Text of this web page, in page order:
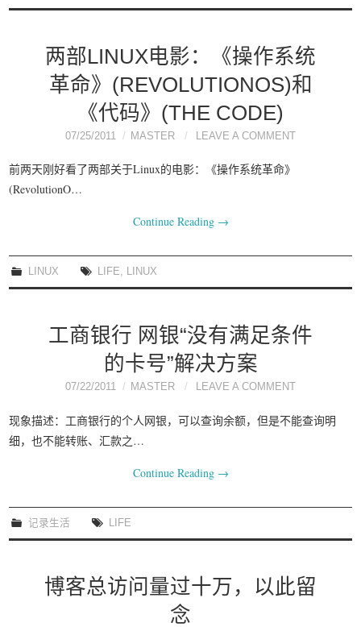
两部LINUX电影：《操作系统
革命》(REVOLUTIONOS)和
《代码》(THE CODE)
07/25/2011 MASTER LEAVE A COMMENT
前两天刚好看了两部关于Linux的电影：《操作系统革命》
(RevolutionO…
Continue Reading →
LINUX LIFE, LINUX
工商银行 网银“没有满足条件
的卡号”解决方案
07/22/2011 MASTER LEAVE A COMMENT
现象描述：工商银行的个人网银，可以查询余额，但是不能查询明
细，也不能转账、汇款之…
Continue Reading →
记录生活 LIFE
博客总访问量过十万，以此留
念